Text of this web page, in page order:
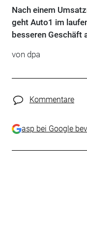
Nach einem
geht Auto1 im
besseren Geschäft
von dpa
Kommentare
asp bei Google